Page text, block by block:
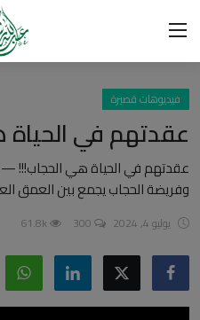
تسجيل الدخول
الرئيسية
شبهات وردود
العقيدة الإسلامية
رسائل مهمة
فيديوهات قصيرة
عقدتهم في
عقدتهم في الحياة هي الحجاب!!!
وفريضة الحجاب يجمع بين العمق
يوليو 4, 2024